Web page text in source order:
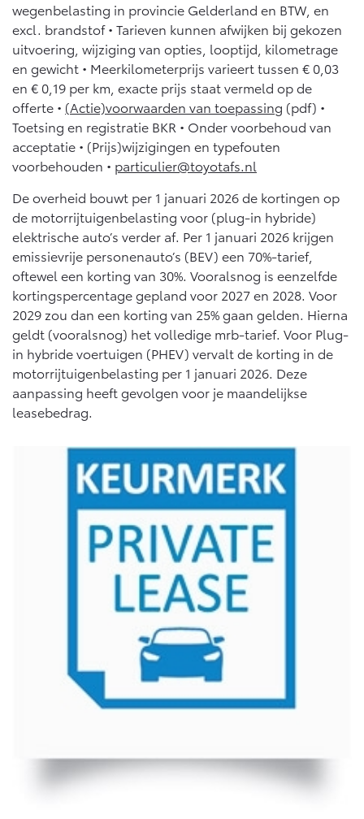
HYBRIDE
Vanaf € 39.995,-
Toyota C-HR
OOK ALS PLUG-IN
HYBRIDE
Vanaf € 36.495,-
Toyota C-HR+
BATTERIJ-ELEKTRISCH
Vanaf € 37.995,-
RAV4
PLUG-IN HYBRIDE
Vanaf € 49.995,-
bZ4X
Vanaf € 39.995,- Vanaf € 48.995,-
WATERSTOF-ELEKTRISCH
Proace City (excl. BTW)
OOK ALS BATTERIJ-
ELEKTRISCH
Proace (excl. BTW)
10 jaar batterijgarantie
Toyota fabrieksgarantie
Onderdelen & Accessoires
Onderdelen
Accessoires
Banden
Connected
Connected Services
MyToyota login
MyToyota App
Abonnementen
Multimedia
Connected check
Navigatie updates
Energie en slim laden
Verzekeren
Toyota Autoverzekering
Toyota Hybride Autoverzekering
Bedrijfswagens
Bedrijfswagens op maat
Financieren of leasen
Verzekeren
wegenbelasting in provincie Gelderland en BTW, en
excl. brandstof • Tarieven kunnen afwijken bij gekozen
uitvoering, wijziging van opties, looptijd, kilometrage
en gewicht • Meerkilometerprijs varieert tussen € 0,03
en € 0,19 per km, exacte prijs staat vermeld op de
offerte • (Actie)voorwaarden van toepassing (pdf) •
Toetsing en registratie BKR • Onder voorbehoud van
acceptatie • (Prijs)wijzigingen en typefouten
voorbehouden • particulier@toyotafs.nl
De overheid bouwt per 1 januari 2026 de kortingen op
de motorrijtuigenbelasting voor (plug-in hybride)
elektrische auto’s verder af. Per 1 januari 2026 krijgen
emissievrije personenauto’s (BEV) een 70%-tarief,
oftewel een korting van 30%. Vooralsnog is eenzelfde
kortingspercentage gepland voor 2027 en 2028. Voor
2029 zou dan een korting van 25% gaan gelden. Hierna
geldt (vooralsnog) het volledige mrb-tarief. Voor Plug-
in hybride voertuigen (PHEV) vervalt de korting in de
motorrijtuigenbelasting per 1 januari 2026. Deze
aanpassing heeft gevolgen voor je maandelijkse
leasebedrag.